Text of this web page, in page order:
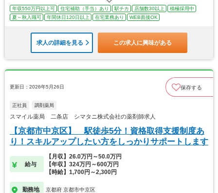
年収550万円以上可 住宅補助（手当）あり 駅チカ 店舗数30以上
積極採用中
夏～秋入職可
年間休日120日以上 在宅業務あり WEB面接OK
求人の詳細を見る この求人に興味がある
更新日：2026年5月26日 保存する
正社員 調剤薬局
スマイル薬局 二条店 シマタニ株式会社の薬剤師求人
【京都市中京区】 駅徒歩5分！資格取得支援制度あ
り！スキルアップしたい方をしっかりサポートします
給与
【月収】26.0万円～50.0万円
【年収】324万円～600万円
【時給】1,700円～2,300円
勤務地 京都府 京都市中京区